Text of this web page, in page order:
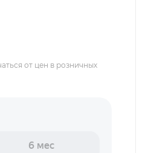
от цен в розничных